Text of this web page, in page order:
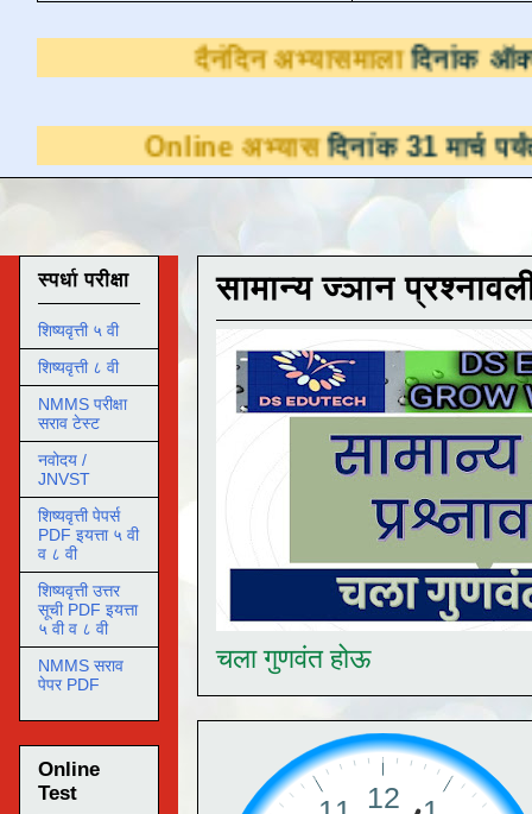
दैनंदिन
अभ्यासदिनांक 31 मार्च पर्यंत
सामान्य ज्ञान
चला गुणवंत होऊ
स्पर्धा परीक्षा
शिष्यवृत्ती ५ वी
शिष्यवृत्ती ८ वी
NMMS परीक्षा
सराव टेस्ट
नवोदय /
JNVST
शिष्यवृत्ती पेपर्स
PDF इयत्ता ५ वी
व ८ वी
शिष्यवृत्ती उत्तर
सूची PDF इयत्ता
५ वी व ८ वी
NMMS सराव
पेपर PDF
Online
Test